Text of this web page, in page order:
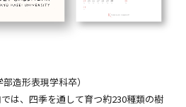
造形表現学科卒）
は、四季を通して育つ約230種類の樹